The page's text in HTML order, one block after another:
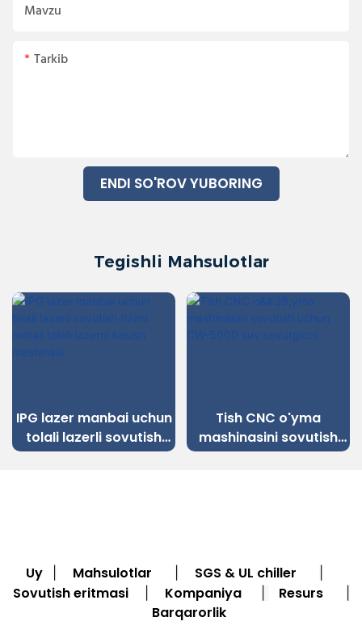
Mavzu
Tarkib
ENDI SO'ROV YUBORING
Tegishli Mahsulotlar
IPG lazer manbai uchun
tolali lazerli sovutish
tizimi metall tolali
Tish CNC o'yma
mashinasini sovutish
uchun CW-5000 suv
Uy Mahsulotlar SGS & UL chiller
Sovutish eritmasi Kompaniya Resurs
Barqarorlik